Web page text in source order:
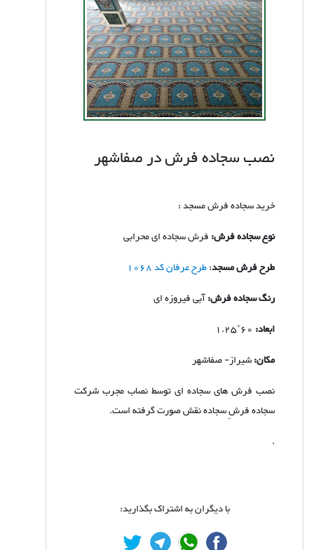
نصب سجاده فرش در صفاشهر
خرید سجاده فرش مسجد :
نوع سجاده فرش:فرش سجاده ای محرابی
طرح فرش مسجد:طرح عرفان کد 1068
رنگ سجاده فرش:آبی فیروزه ای
ابعاد:
مکان:شیراز- صفاشهر
نصب فرش های سجاده ای توسط نصاب مجرب شرکت
سجاده فرشِ سجاده نقش صورت گرفته است.
.
با دیگران به اشتراک بگذارید: